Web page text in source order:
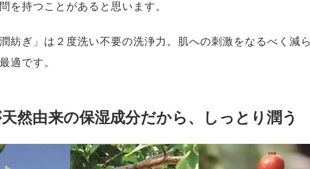
を持つことがあると思います。
紡ぎ」は２度洗い不要の洗浄力。肌への刺激をなるべく減ら
適です。
然由来の保湿成分だから、しっとり潤う